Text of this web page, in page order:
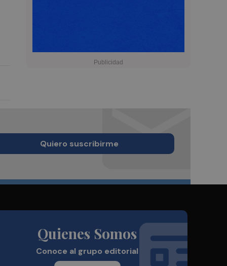
Quiero suscribirme
Quienes Somos
Conoce al grupo editorial